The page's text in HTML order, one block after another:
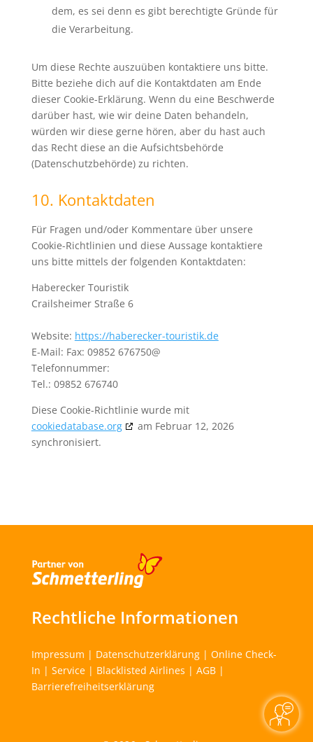
dem, es sei denn es gibt berechtigte Gründe für
die Verarbeitung.
Um diese Rechte auszuüben kontaktiere uns bitte.
Bitte beziehe dich auf die Kontaktdaten am Ende
dieser Cookie-Erklärung. Wenn du eine Beschwerde
darüber hast, wie wir deine Daten behandeln,
würden wir diese gerne hören, aber du hast auch
das Recht diese an die Aufsichtsbehörde
(Datenschutzbehörde) zu richten.
10. Kontaktdaten
Für Fragen und/oder Kommentare über unsere
Cookie-Richtlinien und diese Aussage kontaktiere
uns bitte mittels der folgenden Kontaktdaten:
Haberecker Touristik
Crailsheimer Straße 6
Website: https://haberecker-touristik.de
E-Mail: Fax: 09852 676750@
Telefonnummer:
Tel.: 09852 676740
Diese Cookie-Richtlinie wurde mit
cookiedatabase.org
am Februar 12, 2026
synchronisiert.
Rechtliche Informationen
Impressum | Datenschutzerklärung| Online Check-
In | Service| Blacklisted Airlines | AGB|
Barrierefreiheitserklärung